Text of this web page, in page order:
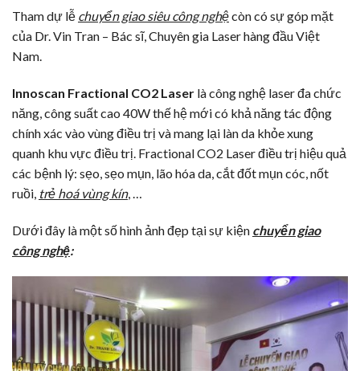
Tham dự lễ chuyển giao siêu công nghệcòn có sự góp mặt
của Dr. Vin Tran – Bác sĩ, Chuyên gia Laser hàng đầu Việt
Nam.
Innoscan Fractional CO2 Laser là công nghệ laserđa chức
năng, công suất cao 40W thế hệ mới có khả năng tác động
chính xác vào vùng điều trị và mang lại làn da khỏe xung
quanh khu vực điều trị. Fractional CO2 Laser điều trị hiệu quả
các bệnh lý: sẹo, sẹo mụn, lão hóa da, cắt đốt mụn cóc, nốt
ruồi, trẻ hoá vùng kín, …
Dưới đây là một số hình ảnh đẹp tại sự kiện chuyển giao
công nghệ: